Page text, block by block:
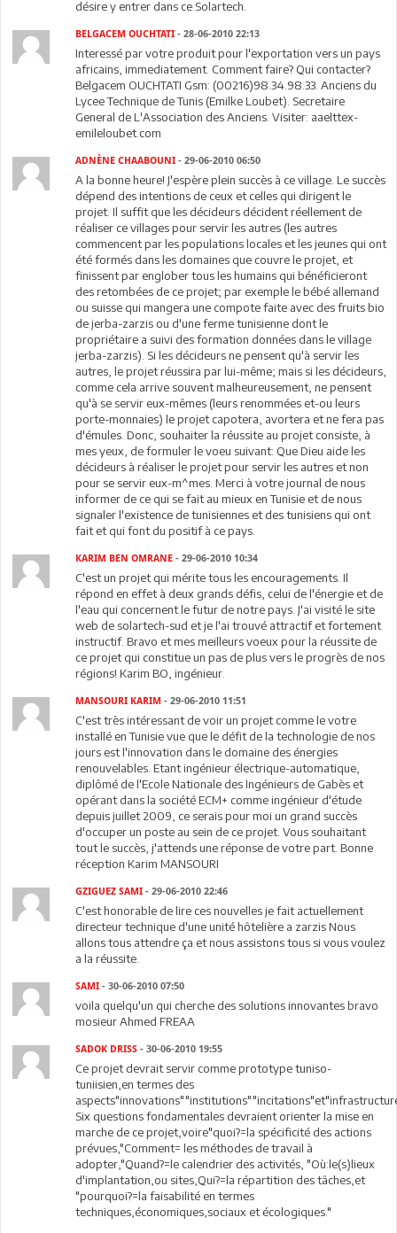
désire y entrer dans ce Solartech.
BELGACEM OUCHTATI - 28-06-2010 22:13
Interessé par votre produit pour l'exportation vers un pays
africains, immediatement. Comment faire? Qui contacter?
Belgacem OUCHTATI Gsm: (00216)98.34.98.33. Anciens du
Lycee Technique de Tunis (Emilke Loubet). Secretaire
General de L'Association des Anciens. Visiter: aaelttex-
emileloubet.com
ADNÈNE CHAABOUNI - 29-06-2010 06:50
A la bonne heure! J'espère plein succès à ce village. Le succès
dépend des intentions de ceux et celles qui dirigent le
projet. Il suffit que les décideurs décident réellement de
réaliser ce villages pour servir les autres (les autres
commencent par les populations locales et les jeunes qui ont
été formés dans les domaines que couvre le projet, et
finissent par englober tous les humains qui bénéficieront
des retombées de ce projet; par exemple le bébé allemand
ou suisse qui mangera une compote faite avec des fruits bio
de jerba-zarzis ou d'une ferme tunisienne dont le
propriétaire a suivi des formation données dans le village
jerba-zarzis). Si les décideurs ne pensent qu'à servir les
autres, le projet réussira par lui-même; mais si les décideurs,
comme cela arrive souvent malheureusement, ne pensent
qu'à se servir eux-mêmes (leurs renommées et-ou leurs
porte-monnaies) le projet capotera, avortera et ne fera pas
d'émules. Donc, souhaiter la réussite au projet consiste, à
mes yeux, de formuler le voeu suivant: Que Dieu aide les
décideurs à réaliser le projet pour servir les autres et non
pour se servir eux-m^mes. Merci à votre journal de nous
informer de ce qui se fait au mieux en Tunisie et de nous
signaler l'existence de tunisiennes et des tunisiens qui ont
fait et qui font du positif à ce pays.
KARIM BEN OMRANE - 29-06-2010 10:34
C'est un projet qui mérite tous les encouragements. Il
répond en effet à deux grands défis, celui de l'énergie et de
l'eau qui concernent le futur de notre pays. J'ai visité le site
web de solartech-sud et je l'ai trouvé attractif et fortement
instructif. Bravo et mes meilleurs voeux pour la réussite de
ce projet qui constitue un pas de plus vers le progrès de nos
régions! Karim BO, ingénieur.
MANSOURI KARIM - 29-06-2010 11:51
C'est très intéressant de voir un projet comme le votre
installé en Tunisie vue que le défit de la technologie de nos
jours est l'innovation dans le domaine des énergies
renouvelables. Etant ingénieur électrique-automatique,
diplômé de l'Ecole Nationale des Ingénieurs de Gabès et
opérant dans la société ECM+ comme ingénieur d'étude
depuis juillet 2009, ce serais pour moi un grand succès
d'occuper un poste au sein de ce projet. Vous souhaitant
tout le succès, j'attends une réponse de votre part. Bonne
réception Karim MANSOURI
GZIGUEZ SAMI - 29-06-2010 22:46
C'est honorable de lire ces nouvelles je fait actuellement
directeur technique d'une unité hôtelière a zarzis Nous
allons tous attendre ça et nous assistons tous si vous voulez
a la réussite.
SAMI - 30-06-2010 07:50
voila quelqu'un qui cherche des solutions innovantes bravo
mosieur Ahmed FREAA
SADOK DRISS - 30-06-2010 19:55
Ce projet devrait servir comme prototype tuniso-
tuniisien,en termes des
Six questions fondamentales devraient orienter la mise en
marche de ce projet,voire"quoi?=la spécificité des actions
prévues,"Comment= les méthodes de travail à
adopter,"Quand?=le calendrier des activités, "Où:le(s)lieux
d'implantation,ou sites,Qui?=la répartition des tâches,et
"pourquoi?=la faisabilité en termes
techniques,économiques,sociaux et écologiques."